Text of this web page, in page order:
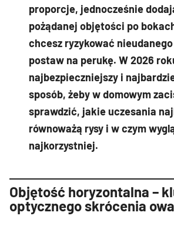
proporcje, jednocześnie
pożądanej objętości po
chcesz ryzykować
postaw na perukę. W 2026
najbezpieczniejszy i
sposób, żeby w domowym
sprawdzić, jakie uczesania
równoważą rysy i w czym
najkorzystniej.
Objętość horyzontalna –
optycznego skrócenia